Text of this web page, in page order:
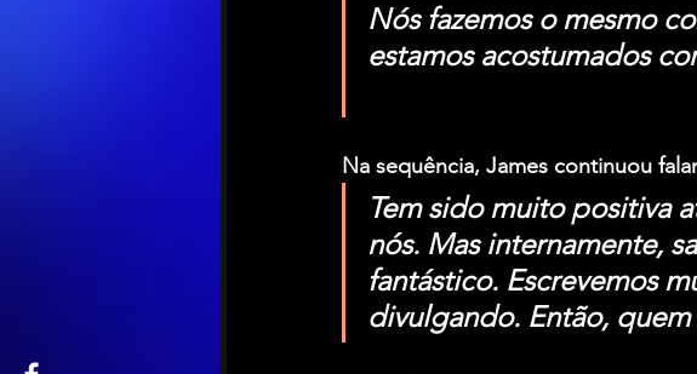
Nós fazemos o mesmo
estamos acostumados
Na sequência, James continuou
Tem sido muito positiva
nós. Mas internamente,
fantástico. Escrevemos
divulgando. Então,